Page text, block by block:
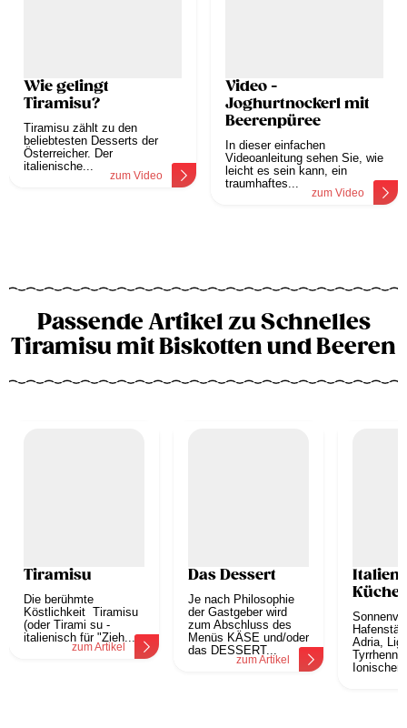
Wie gelingt
Tiramisu?
Tiramisu zählt zu den
beliebtesten Desserts der
Österreicher. Der
italienische...
zum Video
Video -
Joghurtnockerl mit
Beerenpüree
In dieser einfachen
Videoanleitung sehen Sie, wie
leicht es sein kann, ein
traumhaftes...
zum Video
Passende Artikel zu Schnelles
Tiramisu mit Biskotten und Beeren
Tiramisu
Die berühmte
Köstlichkeit Tiramisu
(oder Tirami su -
italienisch für "Zieh...
zum Artikel
Das Dessert
Je nach Philosophie
der Gastgeber wird
zum Abschluss des
Menüs KÄSE und/oder
das DESSERT...
zum Artikel
Küche
Adria,